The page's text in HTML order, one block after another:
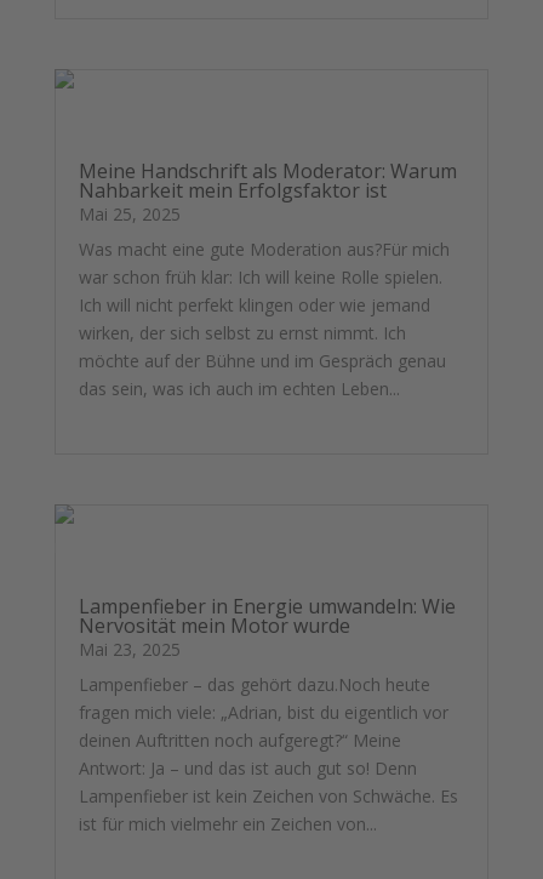
Meine Handschrift als Moderator: Warum
Nahbarkeit mein Erfolgsfaktor ist
Mai 25, 2025
Was macht eine gute Moderation aus?Für mich
war schon früh klar: Ich will keine Rolle spielen.
Ich will nicht perfekt klingen oder wie jemand
wirken, der sich selbst zu ernst nimmt. Ich
möchte auf der Bühne und im Gespräch genau
das sein, was ich auch im echten Leben...
Lampenfieber in Energie umwandeln: Wie
Nervosität mein Motor wurde
Mai 23, 2025
Lampenfieber – das gehört dazu.Noch heute
fragen mich viele: „Adrian, bist du eigentlich vor
deinen Auftritten noch aufgeregt?“ Meine
Antwort: Ja – und das ist auch gut so! Denn
Lampenfieber ist kein Zeichen von Schwäche. Es
ist für mich vielmehr ein Zeichen von...